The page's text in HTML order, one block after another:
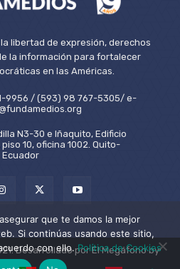
libertad de expresión, derechos
la información para fortalecer
en las Américas.
9956 / (593) 98 767-5305/ e-
N3-30 e Iñaquito, Edificio
10, oficina 1002. Quito-
Ecuador
Desarrollado por El Megáfono by
que te damos la mejor
Si continúas usando este sitio,
con ello.Política de Cookies